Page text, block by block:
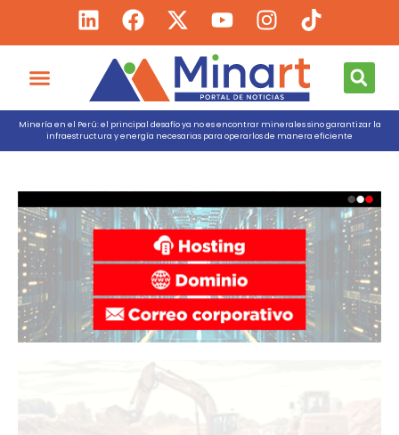
Minería en el Perú: el principal desafío ya no es encontrar minerales sino garantizar la
infraestructura y energía necesarias para operarlos de manera eficiente